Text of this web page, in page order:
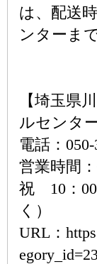
は、配送
ンターま
【埼玉県
ルセンター
電話：
営業時間
祝 10：
く）
URL：